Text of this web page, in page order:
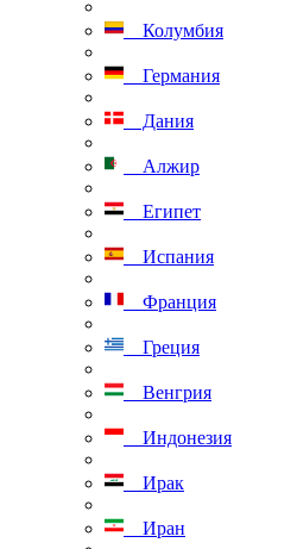
Колумбия
Германия
Дания
Алжир
Египет
Испания
Франция
Греция
Венгрия
Индонезия
Ирак
Иран